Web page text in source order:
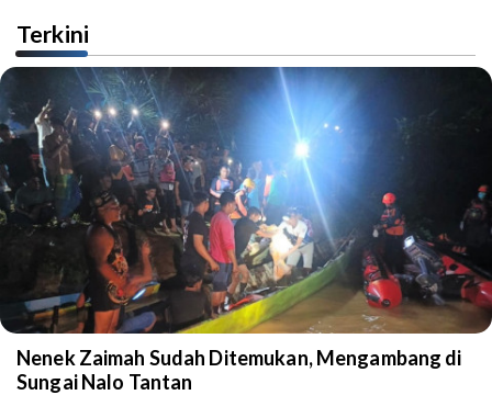
Terkini
Nenek Zaimah Sudah Ditemukan, Mengambang di
Sungai Nalo Tantan